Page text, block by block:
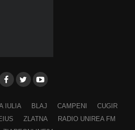
IULIA BLAJ CAMPENI
CUGIR
ZLATNA
RADIO UNIREA FM